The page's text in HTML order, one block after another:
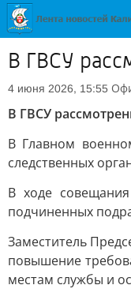
В ГВСУ
4 июня 2026, 15:55
В ГВСУ
В Главном
следственных
В ходе
подчиненных
Заместитель
повышение
местам службы и